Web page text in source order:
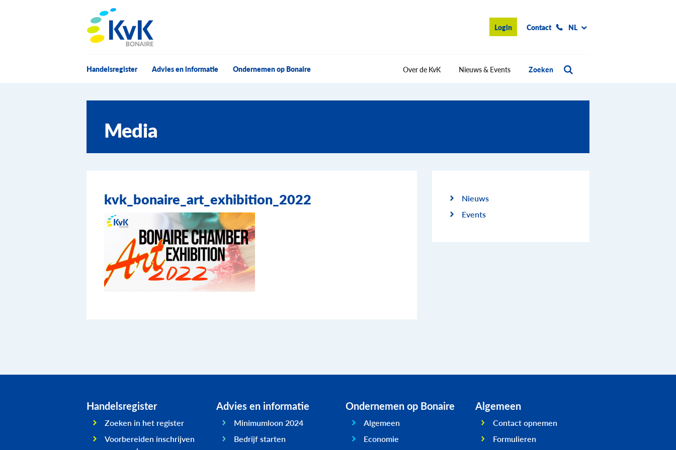
Login Contact NL
Handelsregister Advies en informatie Ondernemen op Bonaire Over de KvK Nieuws & Events Zoeken
Media
kvk_bonaire_art_exhibition_2022
Nieuws
Events
Handelsregister
Zoeken in het register
Voorbereiden inschrijven
Advies en informatie
Minimumloon 2024
Bedrijf starten
Ondernemen op Bonaire
Algemeen
Economie
Algemeen
Contact opnemen
Formulieren